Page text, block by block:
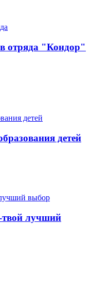
отряда "Кондор"
детей
лучший